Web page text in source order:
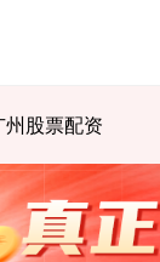
州股票配资